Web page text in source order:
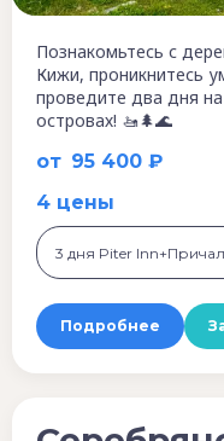
от 95 400 ₽
Познакомьтесь с
Кижи, проникнитесь
проведите два дня
островах! 🚤🌲🌊
4 цены
Подробнее